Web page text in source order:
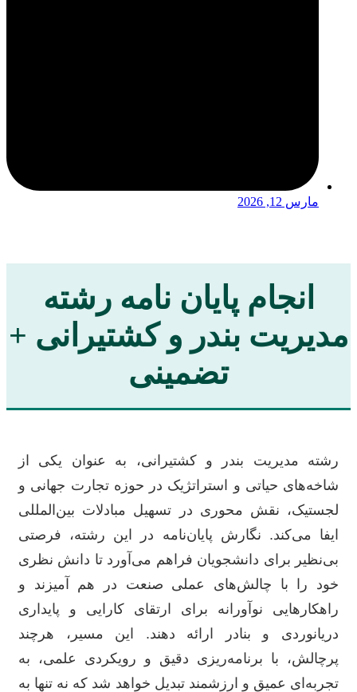
مارس 12, 2026
انجام پایان نامه رشته
مدیریت بندر و کشتیرانی +
تضمینی
رشته مدیریت بندر و کشتیرانی، به عنوان یکی از
شاخه‌های حیاتی و استراتژیک در حوزه تجارت جهانی و
لجستیک، نقش محوری در تسهیل مبادلات بین‌المللی
ایفا می‌کند. نگارش پایان‌نامه در این رشته، فرصتی
بی‌نظیر برای دانشجویان فراهم می‌آورد تا دانش نظری
خود را با چالش‌های عملی صنعت در هم آمیزند و
راهکارهایی نوآورانه برای ارتقای کارایی و پایداری
دریانوردی و بنادر ارائه دهند. این مسیر، هرچند
پرچالش، با برنامه‌ریزی دقیق و رویکردی علمی، به
تجربه‌ای عمیق و ارزشمند تبدیل خواهد شد که نه تنها به